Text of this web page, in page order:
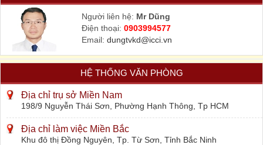
Người liên hệ: Mr Dũng
Điện thoại: 0903994577
Email: dungtvkd@icci.vn
HỆ THỐNG VĂN PHÒNG
Địa chỉ trụ sở Miền Nam
198/9 Nguyễn Thái Sơn, Phường Hạnh Thông, Tp HCM
Địa chỉ làm việc Miền Bắc
Khu đô thị Đồng Nguyên, Tp. Từ Sơn, Tỉnh Bắc Ninh